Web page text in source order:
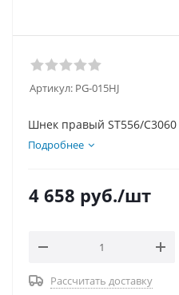
Артикул: PG-015HJ
Шнек правый ST556/С3060
Подробнее
4 658 руб./шт
Рассчитать доставку